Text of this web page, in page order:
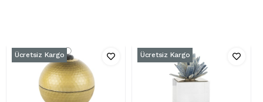
Ücretsiz Kargo Ücretsiz Kargo